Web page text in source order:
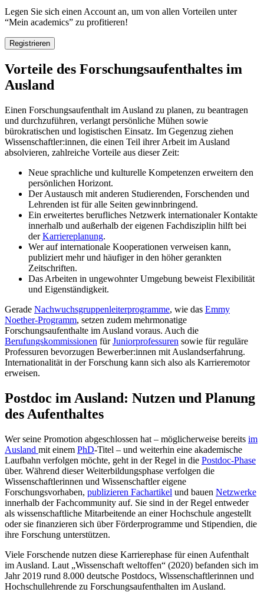
Legen Sie sich einen Account an, um von allen Vorteilen unter
“Mein academics” zu profitieren!
Registrieren
Vorteile des Forschungsaufenthaltes im
Ausland
Einen Forschungsaufenthalt im Ausland zu planen, zu beantragen
und durchzuführen, verlangt persönliche Mühen sowie
bürokratischen und logistischen Einsatz. Im Gegenzug ziehen
Wissenschaftler:innen, die einen Teil ihrer Arbeit im Ausland
absolvieren, zahlreiche Vorteile aus dieser Zeit:
Neue sprachliche und kulturelle Kompetenzen erweitern den
persönlichen Horizont.
Der Austausch mit anderen Studierenden, Forschenden und
Lehrenden ist für alle Seiten gewinnbringend.
Ein erweitertes berufliches Netzwerk internationaler Kontakte
innerhalb und außerhalb der eigenen Fachdisziplin hilft bei
derKarriereplanung.
Wer auf internationale Kooperationen verweisen kann,
publiziert mehr und häufiger in den höher gerankten
Zeitschriften.
Das Arbeiten in ungewohnter Umgebung beweist Flexibilität
und Eigenständigkeit.
Gerade Nachwuchsgruppenleiterprogramme, wie das Emmy
Noether-Programm, setzen zudem mehrmonatige
Forschungsaufenthalte im Ausland voraus. Auch die
Berufungskommissionen fürJuniorprofessuren sowie für reguläre
Professuren bevorzugen Bewerber:innen mit Auslandserfahrung.
Internationalität in der Forschung kann sich also als Karrieremotor
erweisen.
Postdoc im Ausland: Nutzen und Planung
des Aufenthaltes
Wer seine Promotion abgeschlossen hat – möglicherweise bereits im
Ausland mit einem PhD-Titel – und weiterhin eine akademische
Laufbahn verfolgen möchte, geht in der Regel in die Postdoc-Phase
über. Während dieser Weiterbildungsphase verfolgen die
Wissenschaftlerinnen und Wissenschaftler eigene
Forschungsvorhaben, publizieren Fachartikel und bauen Netzwerke
innerhalb der Fachcommunity auf. Sie sind in der Regel entweder
als wissenschaftliche Mitarbeitende an einer Hochschule angestellt
oder sie finanzieren sich über Förderprogramme und Stipendien, die
ihre Forschung unterstützen.
Viele Forschende nutzen diese Karrierephase für einen Aufenthalt
im Ausland. Laut „Wissenschaft weltoffen“ (2020) befanden sich im
Jahr 2019 rund 8.000 deutsche Postdocs, Wissenschaftlerinnen und
Hochschullehrende zu Forschungsaufenthalten im Ausland.